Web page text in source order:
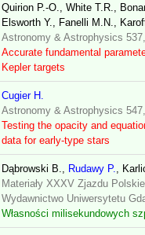
Quirion P.-O., White T.R.,
Elsworth Y., Fanelli M.N.,
Astronomy & Astrophysics
Accurate fundamental
Kepler targets
Cugier H.
Astronomy & Astrophysics
Testing the opacity and
data for early-type stars
Dąbrowski B., Rudawy P.,
Materiały XXXV Zjazdu
Wydawnictwo Uniwersytetu
Własności milisekundowych